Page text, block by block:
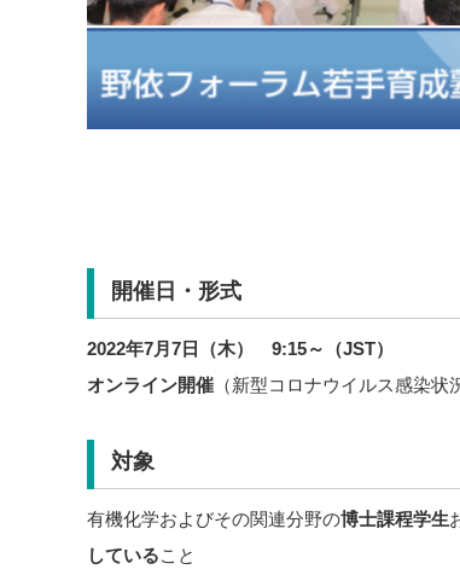
開催日・形式
2022年7月7日（木） 9:15～（JST）
オンライン開催 （新型コロナウイルス感染状
対象
有機化学およびその関連分野の博士課程学生
していること